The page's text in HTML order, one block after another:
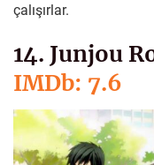
çalışırlar.
14. Junjou
IMDb: 7.6